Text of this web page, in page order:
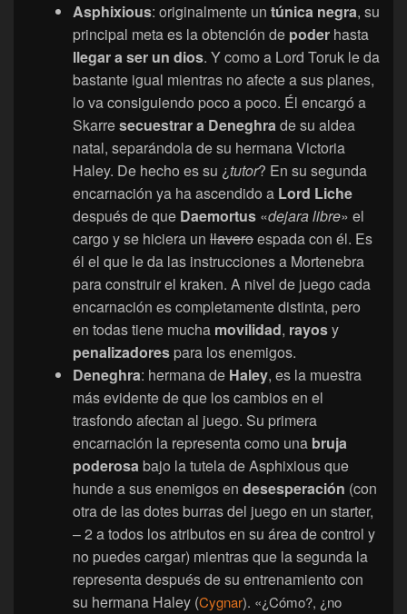
Asphixious: originalmente un túnica negra, su
principal meta es la obtención de poder hasta
llegar a ser un dios. Y como a Lord Toruk le da
bastante igual mientras no afecte a sus planes,
lo va consiguiendo poco a poco. Él encargó a
Skarresecuestrara Deneghrade su aldea
natal, separándola de su hermana Victoria
Haley. De hecho es su ¿tutor? En su segunda
encarnación ya ha ascendido a Lord Liche
después de que Daemortus «dejaralibre» el
cargo y se hiciera un llaveroespada con él. Es
él el que le da las instrucciones a Mortenebra
para construir el kraken. A nivel de juego cada
encarnación es completamente distinta, pero
en todas tiene mucha movilidad, rayosy
penalizadores para los enemigos.
Deneghra: hermana de Haley, es la muestra
más evidente de que los cambios en el
trasfondo afectan al juego. Su primera
encarnación la representa como una bruja
poderosa bajo la tutela de Asphixious que
hunde a sus enemigos en desesperación (con
otra de las dotes burras del juego en un starter,
– 2 a todos los atributos en su área de control y
no puedes cargar) mientras que la segunda la
representa después de su entrenamiento con
su hermana Haley (Cygnar). «¿Cómo?, ¿no